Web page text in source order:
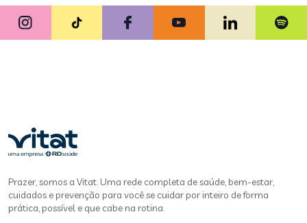
Prazer, somos a Vitat. Uma rede completa de saúde, bem-estar,
cuidados e prevenção para você se cuidar por inteiro de forma
prática, possível e que cabe na rotina.